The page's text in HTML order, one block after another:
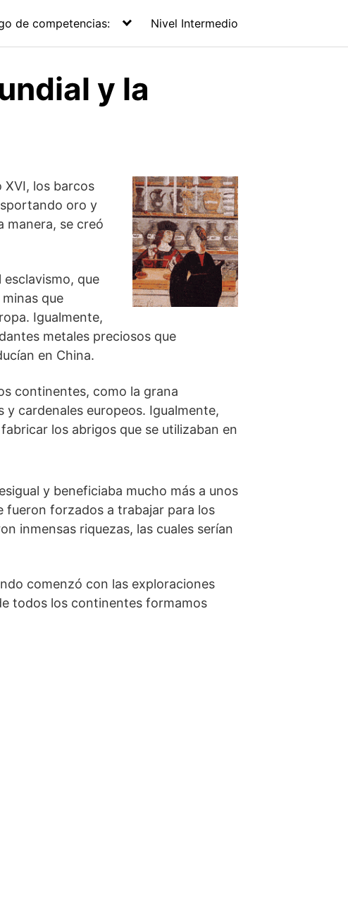
de competencias: Nivel Intermedio
y la
los barcos
oro y
manera, se creó
que
que
Igualmente,
metales preciosos que
en China.
continentes, como la grana
cardenales europeos. Igualmente,
los abrigos que se utilizaban en
y beneficiaba mucho más a unos
fueron forzados a trabajar para los
inmensas riquezas, las cuales serían
comenzó con las exploraciones
todos los continentes formamos